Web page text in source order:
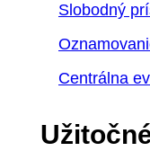
Slobodný
Centrálna